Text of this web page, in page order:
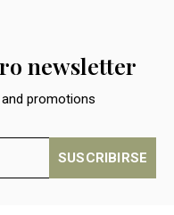
newsletter
promotions
SUSCRIBIRSE